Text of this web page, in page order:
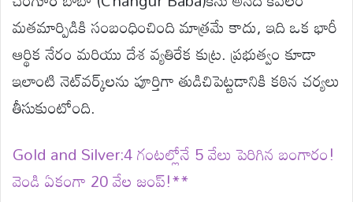
మతమార్పిడికి సంబంధించింది మాత్రమే కాదు, ఇది ఒక భారీ
ఆర్థిక నేరం మరియు దేశ వ్యతిరేక కుట్ర. ప్రభుత్వం కూడా
ఇలాంటి నెట్‌వర్క్‌లను పూర్తిగా తుడిచిపెట్టడానికి కఠిన చర్యలు
తీసుకుంటోంది.
Gold and Silver:4 గంటల్లోనే 5 వేలు పెరిగిన బంగారం!
వెండి ఏకంగా 20 వేల జంప్!**